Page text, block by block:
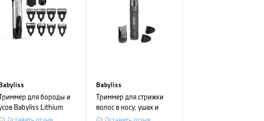
Babyliss
Триммер для бороды и
Babyliss Lithium
Babyliss
Триммер для стрижки
волос в носу, ушах и
бровях BaByliss, черный